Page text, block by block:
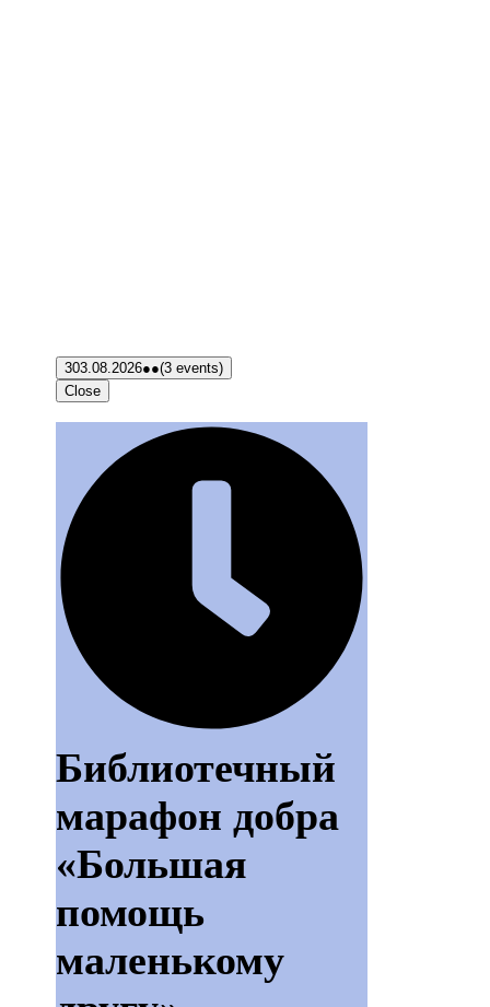
303.08.2026●●(3 events)
Close
Библиотечный
марафон добра
«Большая
помощь
маленькому